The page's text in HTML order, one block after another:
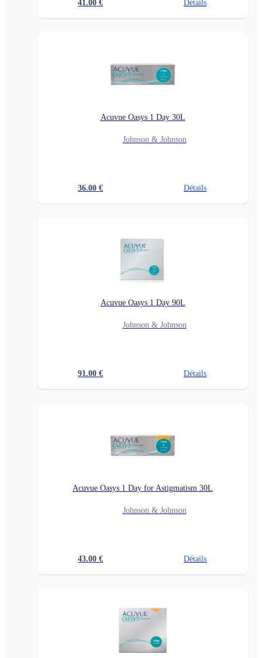
41.00 € Détails
Acuvue Oasys 1 Day 30L
Johnson & Johnson
36.00 € Détails
Acuvue Oasys 1 Day 90L
Johnson & Johnson
91.00 € Détails
Acuvue Oasys 1 Day for Astigmatism 30L
Johnson & Johnson
43.00 € Détails